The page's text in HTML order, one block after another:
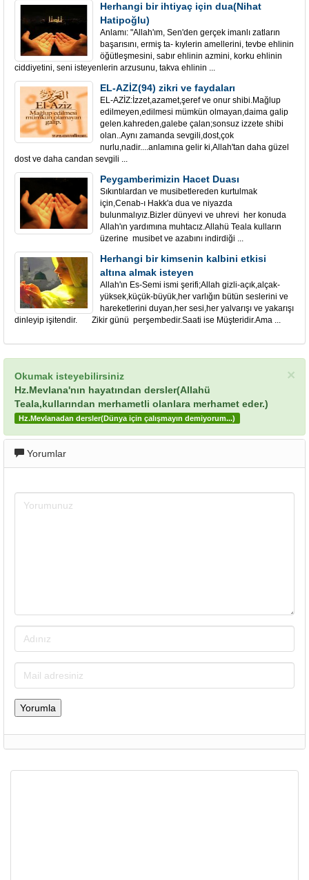
Herhangi bir ihtiyaç için dua(Nihat
Hatipoğlu)
Anlamı: "Allah'ım, Sen'den gerçek imanlı zatların
başarısını, ermiş ta- kıylerin amellerini, tevbe ehlinin
öğütleşmesini, sabır ehlinin azmini, korku ehlinin
ciddiyetini, seni isteyenlerin arzusunu, takva ehlinin ...
EL-AZİZ(94) zikri ve faydaları
EL-AZİZ:İzzet,azamet,şeref ve onur shibi.Mağlup
edilmeyen,edilmesi mümkün olmayan,daima galip
gelen.kahreden,galebe çalan;sonsuz izzete shibi
olan..Aynı zamanda sevgili,dost,çok
nurlu,nadir....anlamına gelir ki,Allah'tan daha güzel
dost ve daha candan sevgili ...
Peygamberimizin Hacet Duası
Sıkıntılardan ve musibetlereden kurtulmak
için,Cenab-ı Hakk'a dua ve niyazda
bulunmalıyız.Bizler dünyevi ve uhrevi her konuda
Allah'ın yardımına muhtacız.Allahü Teala kulların
üzerine musibet ve azabını indirdiği ...
Herhangi bir kimsenin kalbini etkisi
altına almak isteyen
Allah'ın Es-Semi ismi şerifi;Allah gizli-açık,alçak-
yüksek,küçük-büyük,her varlığın bütün seslerini ve
hareketlerini duyan,her sesi,her yalvarışı ve yakarışı
dinleyip işitendir. Zikir günü perşembedir.Saati ise Müşteridir.Ama ...
×
Okumak isteyebilirsiniz
Hz.Mevlana'nın hayatından dersler(Allahü
Teala,kullarından merhametli olanlara merhamet eder.)
Hz.Mevlanadan dersler(Dünya için çalışmayın demiyorum...)
Yorumlar